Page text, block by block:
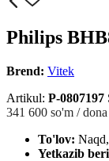
Philips
Brend: Vitek
Artikul: P-0807197
341 600 so'm / dona
To'lov:
Yetkazib